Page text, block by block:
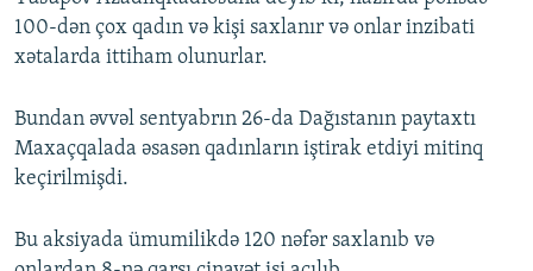
100-dən çox qadın və kişi saxlanır və onlar inzibati
xətalarda ittiham olunurlar.
Bundan əvvəl sentyabrın 26-da Dağıstanın paytaxtı
Maxaçqalada əsasən qadınların iştirak etdiyi mitinq
keçirilmişdi.
Bu aksiyada ümumilikdə 120 nəfər saxlanıb və